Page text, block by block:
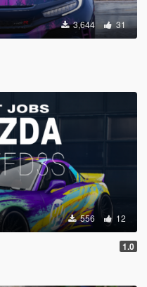
3,644 31
556 12
1.0